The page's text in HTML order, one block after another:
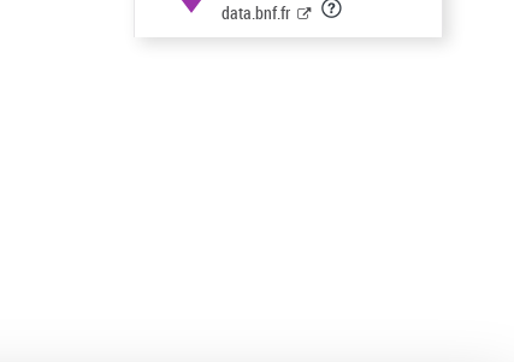
data.bnf.fr